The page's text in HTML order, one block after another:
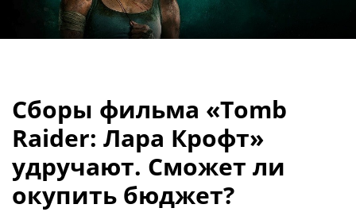
Сборы фильма «Tomb
Raider: Лара Крофт»
удручают. Сможет ли
окупить бюджет?